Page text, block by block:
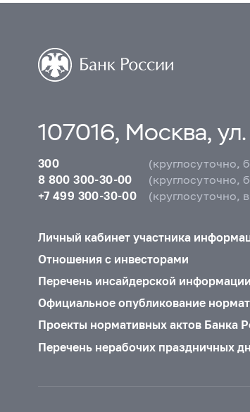
107016, Москва,
300
(круглосуточно,
8 800 300-30-00
(круглосуточно,
+7 499 300-30-00
(круглосуточно,
Личный кабинет участника
Отношения с инвесторами
Перечень инсайдерской
Официальное опубликование
Проекты нормативных актов Банка
Перечень нерабочих праздничных